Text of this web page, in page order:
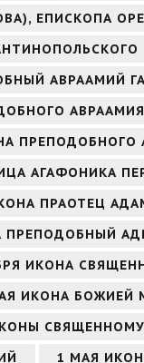
ЕПИСКОПА
АВРААМИЙ
ПРЕПОДОБНОГО
АГАФОНИКА
ПРАОТЕЦ
ПРЕПОДОБНЫЙ
ИКОНА
ИКОНА БОЖИЕЙ
1 МАЯ